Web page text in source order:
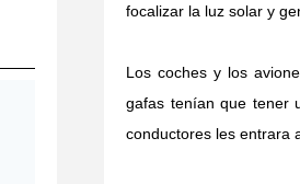
focalizar la luz solar y
Los coches y los
gafas tenían que tener
conductores les entrara